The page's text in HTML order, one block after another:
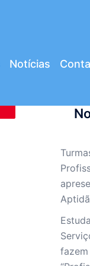
Notícias